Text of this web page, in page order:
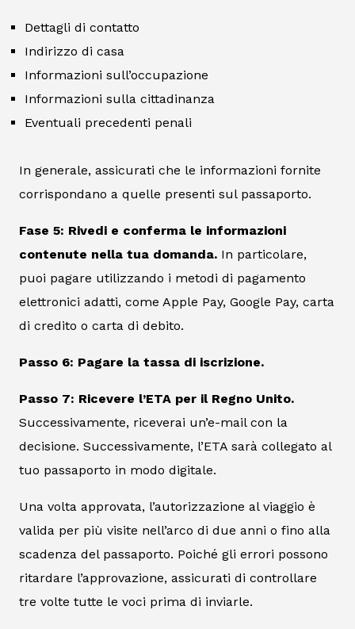
Dettagli di contatto
Indirizzo di casa
Informazioni sull’occupazione
Informazioni sulla cittadinanza
Eventuali precedenti penali
In generale, assicurati che le informazioni fornite
corrispondano a quelle presenti sul passaporto.
Fase 5: Rivedi e conferma le informazioni
contenute nella tua domanda. In particolare,
puoi pagare utilizzando i metodi di pagamento
elettronici adatti, come Apple Pay, Google Pay, carta
di credito o carta di debito.
Passo 6: Pagare la tassa di iscrizione.
Passo 7: Ricevere l’ETA per il Regno Unito.
Successivamente, riceverai un’e-mail con la
decisione. Successivamente, l’ETA sarà collegato al
tuo passaporto in modo digitale.
Una volta approvata, l’autorizzazione al viaggio è
valida per più visite nell’arco di due anni o fino alla
scadenza del passaporto. Poiché gli errori possono
ritardare l’approvazione, assicurati di controllare
tre volte tutte le voci prima di inviarle.